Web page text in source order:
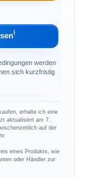
ℹ︎
werden
sich kurzfristig
erhalte ich eine
aktualisiert am 7.
auf der
eines Produkts, wie
oder Händler zur